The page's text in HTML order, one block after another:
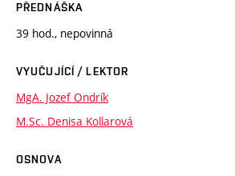
PŘEDNÁŠKA
39 hod., nepovinná
VYUČUJÍCÍ / LEKTOR
MgA. Jozef Ondrík
M.Sc. Denisa Kollarová
OSNOVA